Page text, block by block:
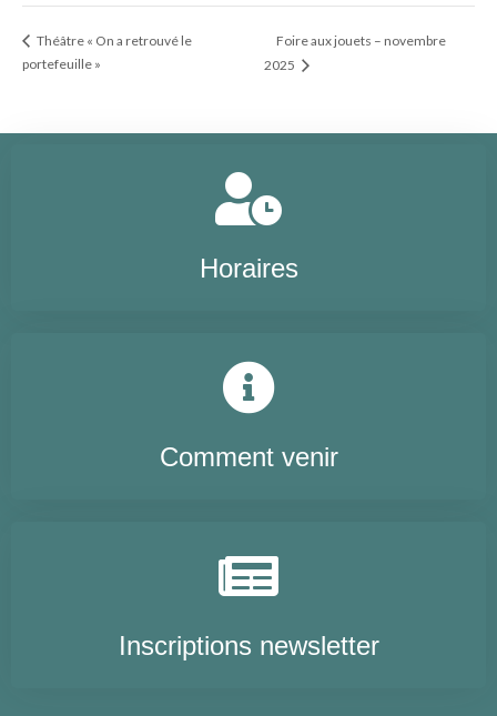
Théâtre « On a retrouvé le
portefeuille »
Foire aux jouets – novembre
2025
Horaires
Comment venir
Inscriptions newsletter